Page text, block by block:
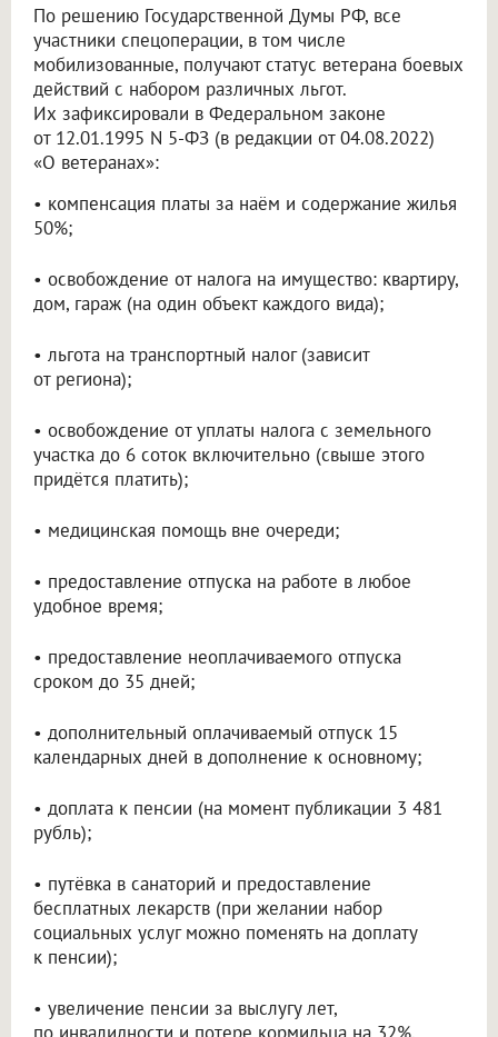
По решению Государственной Думы РФ, все
участники спецоперации, в том числе
мобилизованные, получают статус ветерана боевых
действий с набором различных льгот.
Их зафиксировали в Федеральном законе
от 12.01.1995 N 5-ФЗ (в редакции от 04.08.2022)
«О ветеранах»:
• компенсация платы за наём и содержание жилья
50%;
• освобождение от налога на имущество: квартиру,
дом, гараж (на один объект каждого вида);
• льгота на транспортный налог (зависит
от региона);
• освобождение от уплаты налога с земельного
участка до 6 соток включительно (свыше этого
придётся платить);
• медицинская помощь вне очереди;
• предоставление отпуска на работе в любое
удобное время;
• предоставление неоплачиваемого отпуска
сроком до 35 дней;
• дополнительный оплачиваемый отпуск 15
календарных дней в дополнение к основному;
• доплата к пенсии (на момент публикации 3 481
рубль);
• путёвка в санаторий и предоставление
бесплатных лекарств (при желании набор
социальных услуг можно поменять на доплату
к пенсии);
• увеличение пенсии за выслугу лет,